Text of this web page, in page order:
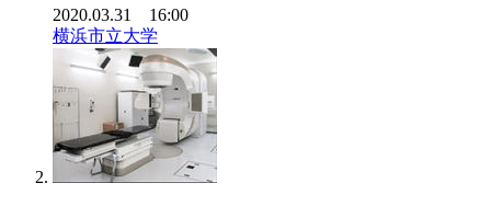
2020.03.31 16:00
横浜市立大学